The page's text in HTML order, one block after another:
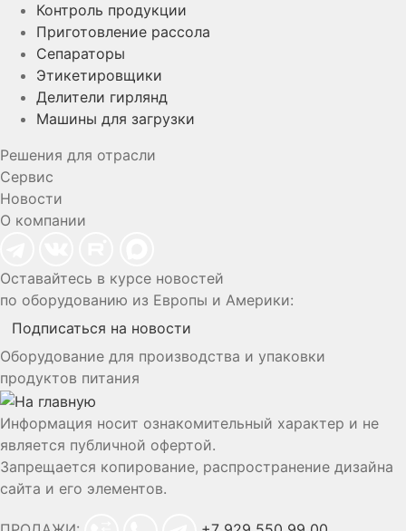
Контроль продукции
Приготовление рассола
Сепараторы
Этикетировщики
Делители гирлянд
Машины для загрузки
Решения для отрасли
Сервис
Новости
О компании
Оставайтесь в курсе новостей
по оборудованию из Европы и Америки:
Подписаться на новости
Оборудование для производства и упаковки
продуктов питания
Информация носит ознакомительный характер и не
является публичной офертой.
Запрещается копирование, распространение дизайна
сайта и его элементов.